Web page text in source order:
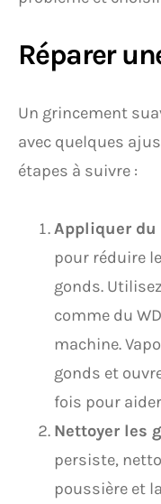
Réparer
Un grincement
avec quelques
étapes à suivre :
Appliquer
pour réduire
gonds.
comme du
machine.
gonds et
fois pour
Nettoyer les
persiste,
poussière et